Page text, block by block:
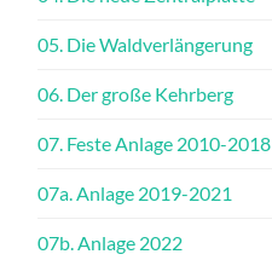
05. Die Waldverlängerung
06. Der große Kehrberg
07. Feste Anlage 2010-2018
07a. Anlage 2019-2021
07b. Anlage 2022